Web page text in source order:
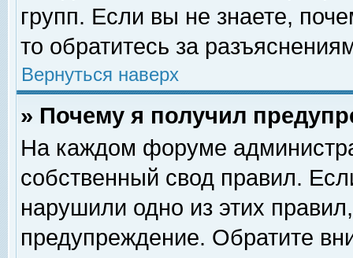
групп. Если вы не знаете,
то обратитесь за
Вернуться наверх
» Почему я получил
На каждом форуме
собственный свод правил.
нарушили одно из этих
предупреждение. Обратите